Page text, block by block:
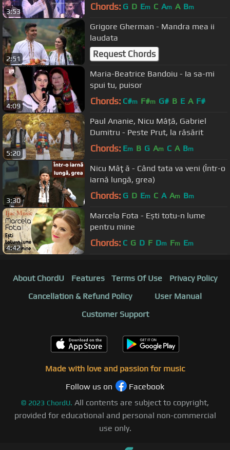
3:53 Chords: G D Em C Am A Bm
2:51
Grigore Gherman - Mandra mea ii
laudata
Request Chords
4:09
Maria-Beatrice Bandoiu - Ia sa-mi
spui tu, puisor
Chords: C#m F#m G# B E A F#
5:20
Paul Ananie, Nicu Mâță, Gabriel
Dumitru - Peste Prut, la răsărit
Chords: Em B G Am C A Bm
3:30
Nicu Mâţă - Când tata va veni (Într-o
iarnă lungă, grea)
Chords: G D Em C A Am Bm
4:42
Marcela Fota - Ești totu-n lume
pentru mine
Chords: C G D F Dm Fm Em
About ChordU Features Terms Of Use
Privacy Policy
Cancellation & Refund Policy
User Manual
Customer Support
Made with love and passion for music
Follow us on
Facebook
© 2023 ChordU. All contents are subject to copyright,
provided for educational and personal non-commercial
use only.